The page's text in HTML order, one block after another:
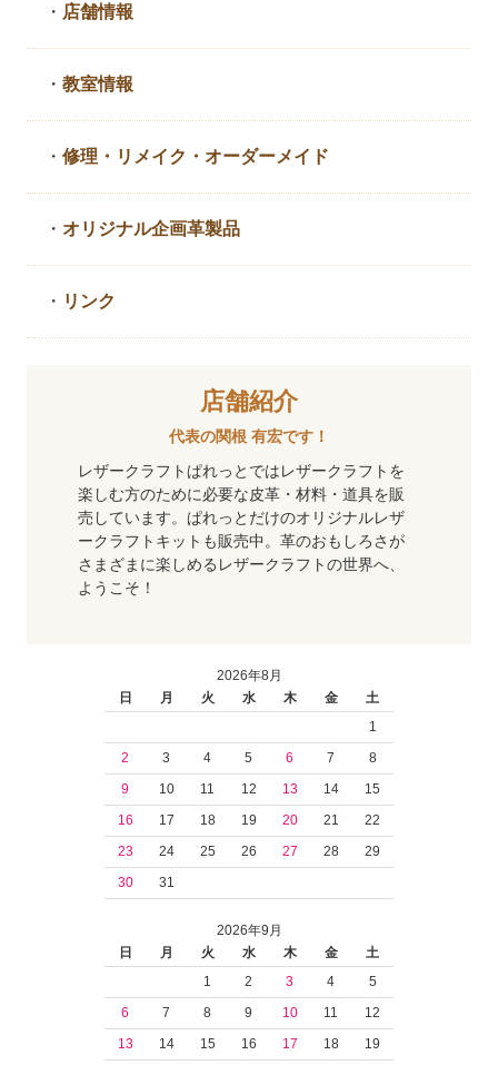
・ 店舗情報
・教室情報
・修理・リメイク・ オーダーメイド
・ オリジナル企画革製品
・ リンク
店舗紹介
代表の関根 有宏です！
レザークラフトぱれっとではレザークラフトを
楽しむ方のために必要な皮革・材料・道具を販
売しています。ぱれっとだけのオリジナルレザ
ークラフトキットも販売中。革のおもしろさが
さまざまに楽しめるレザークラフトの世界へ、
ようこそ！
2026年8月
日
月 火 水 木 金
土
1
2
3 4 5 6 7
8
9
10 11 12 13 14
15
16
17 18 19 20 21
22
23
24 25 26 27 28
29
30
31
2026年9月
日
月 火 水 木 金
土
1
2 3 4
5
6
7 8 9 10 11
12
13
14 15 16 17 18
19